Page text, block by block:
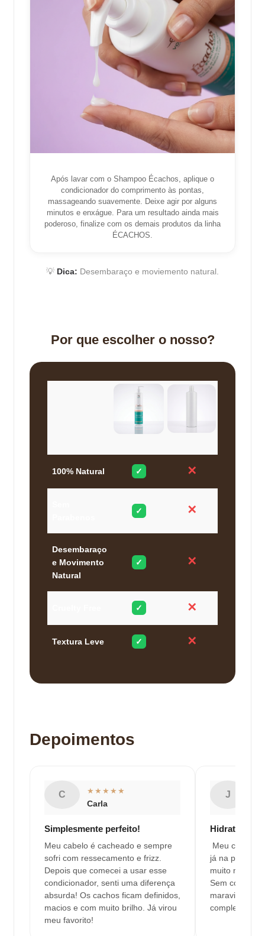
Após lavar com o Shampoo Écachos, aplique o
condicionador do comprimento às pontas,
massageando suavemente. Deixe agir por alguns
minutos e enxágue. Para um resultado ainda mais
poderoso, finalize com os demais produtos da linha
ÉCACHOS.
💡 Dica: Desembaraço e moviemento natural.
Por que escolher o nosso?
100% Natural ✓ ✕
✓ ✕
Desembaraço
e Movimento
Natural
✓ ✕
✓ ✕
Textura Leve ✓ ✕
Depoimentos
C ★★★★★
Carla
Simplesmente perfeito!
Meu cabelo é cacheado e sempre
sofri com ressecamento e frizz.
Depois que comecei a usar esse
condicionador, senti uma diferença
absurda! Os cachos ficam definidos,
macios e com muito brilho. Já virou
meu favorito!
J
Hidratação
Meu cabelo
já na primeira
muito mais
Sem contar o
maravilhoso!
completa!